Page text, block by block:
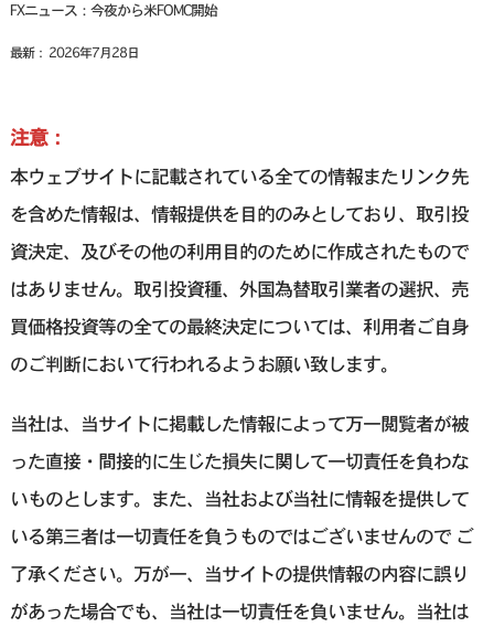
FXニュース：今夜から米FOMC開始
最新： 2026年7月28日
注意：
本ウェブサイトに記載されている全ての情報またリンク先
を含めた情報は、情報提供を目的のみとしており、取引投
資決定、及びその他の利用目的のために作成されたもので
はありません。取引投資種、外国為替取引業者の選択、売
買価格投資等の全ての最終決定については、利用者ご自身
のご判断において行われるようお願い致します。
当社は、当サイトに掲載した情報によって万一閲覧者が被
った直接・間接的に生じた損失に関して一切責任を負わな
いものとします。また、当社および当社に情報を提供して
いる第三者は一切責任を負うものではございませんので ご
了承ください。万が一、当サイトの提供情報の内容に誤り
があった場合でも、当社は一切責任を負いません。当社は